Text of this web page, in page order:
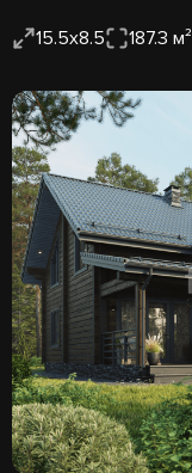
15.5x8.5 187.3 м²